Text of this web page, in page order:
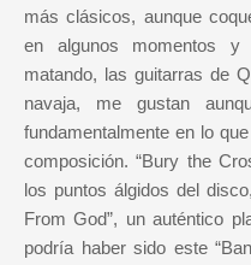
más clásicos, aunque
en algunos momentos
matando, las guitarras de
navaja, me gustan
fundamentalmente en lo
composición. “Bury the
los puntos álgidos del
From God”, un auténtico
podría haber sido este